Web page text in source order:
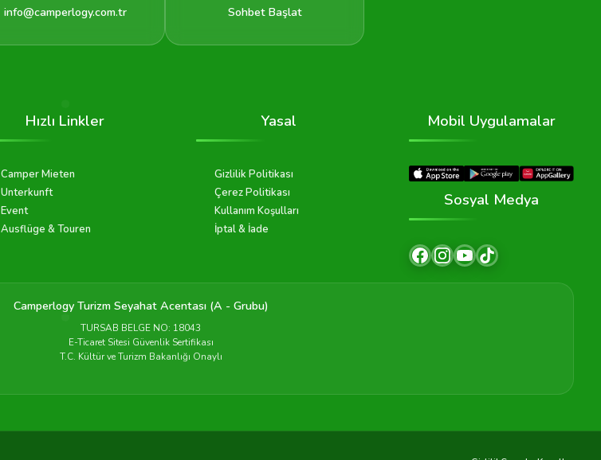
info@camperlogy.com.tr Sohbet Başlat
Hızlı Linkler
Camper Mieten
Unterkunft
Event
Ausflüge & Touren
Yasal
Gizlilik Politikası
Çerez Politikası
Kullanım Koşulları
İptal & İade
Mobil Uygulamalar
Sosyal Medya
Camperlogy Turizm Seyahat Acentası (A - Grubu)
TURSAB BELGE NO: 18043
E-Ticaret Sitesi Güvenlik Sertifikası
T.C. Kültür ve Turizm Bakanlığı Onaylı